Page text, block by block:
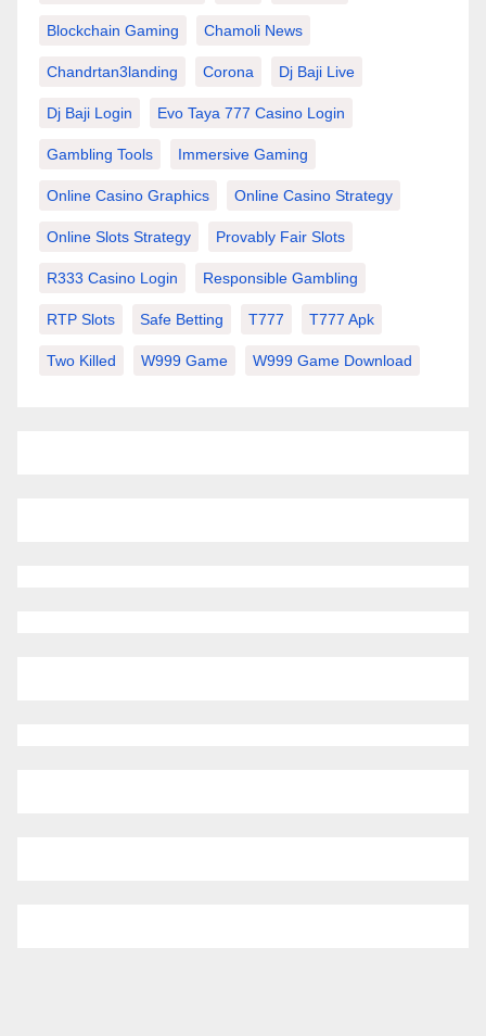
Blockchain Gaming Chamoli News
Chandrtan3landing Corona Dj Baji Live
Dj Baji Login Evo Taya 777 Casino Login
Gambling Tools Immersive Gaming
Online Casino Graphics Online Casino Strategy
Online Slots Strategy Provably Fair Slots
R333 Casino Login Responsible Gambling
RTP Slots Safe Betting T777 T777 Apk
Two Killed W999 Game W999 Game Download